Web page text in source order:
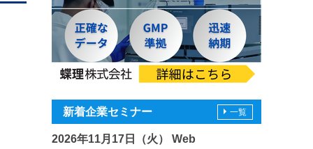
新着企業セミナー
2026年11月17日（火） Web
一覧